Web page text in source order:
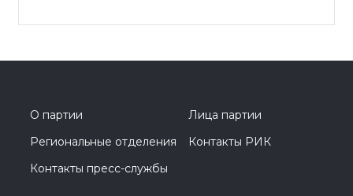
О партии
Лица партии
Региональные отделения
Контакты РИК
Контакты пресс-службы